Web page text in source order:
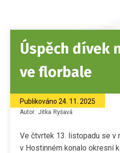
Úspěch dívek
ve florbale
Publikováno 24. 11. 2025
Autor: Jitka Ryšavá
Ve čtvrtek 13. listopadu se v
v Hostinném konalo okresní